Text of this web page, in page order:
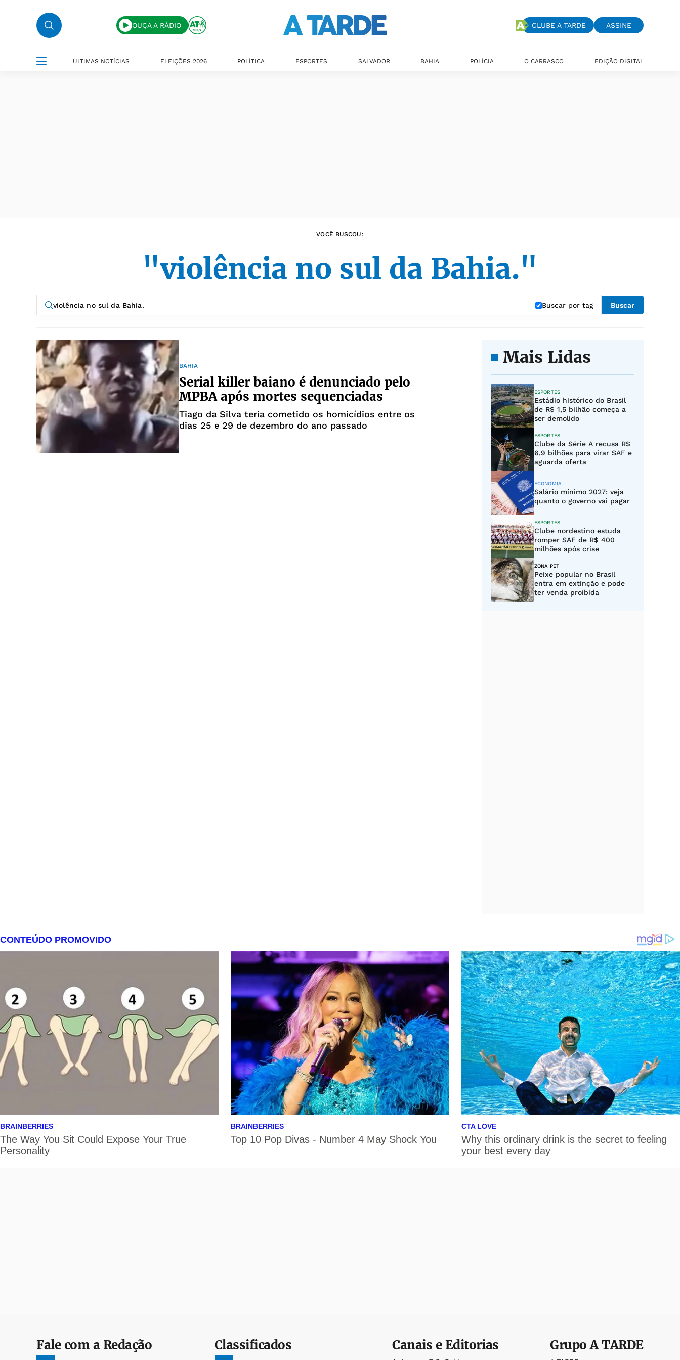
OUÇA A RÁDIO CLUBE A TARDE ASSINE
ÚLTIMAS NOTÍCIAS ELEIÇÕES 2026 POLÍTICA ESPORTES SALVADOR BAHIA POLÍCIA O CARRASCO EDIÇÃO DIGITAL
VOCÊ BUSCOU:
"violência no sul da Bahia."
Buscar por tag Buscar
BAHIA
Serial killer baiano é denunciado pelo
MPBA após mortes sequenciadas
Tiago da Silva teria cometido os homicídios entre os
dias 25 e 29 de dezembro do ano passado
Mais Lidas
ESPORTES
Estádio histórico do Brasil
de R$ 1,5 bilhão começa a
ser demolido
ESPORTES
Clube da Série A recusa R$
6,9 bilhões para virar SAF e
aguarda oferta
ECONOMIA
Salário mínimo 2027: veja
quanto o governo vai pagar
ESPORTES
Clube nordestino estuda
romper SAF de R$ 400
milhões após crise
ZONA PET
Peixe popular no Brasil
entra em extinção e pode
ter venda proibida
Fale com a Redação Classificados Canais e Editorias GrupoA TARDE